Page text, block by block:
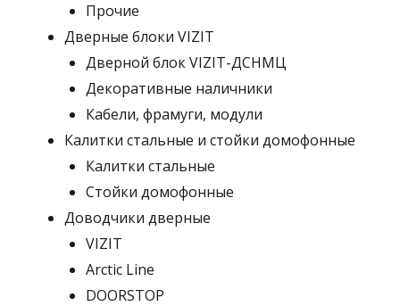
Прочие
Дверные блоки VIZIT
Дверной блок VIZIT-ДСНМЦ
Декоративные наличники
Кабели, фрамуги, модули
Калитки стальные и стойки домофонные
Калитки стальные
Стойки домофонные
Доводчики дверные
VIZIT
Arctic Line
DOORSTOP